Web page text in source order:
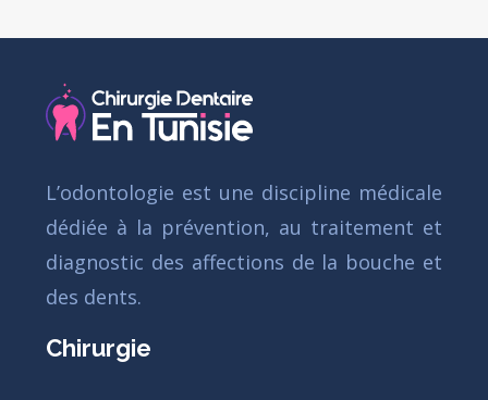
L’odontologie est une discipline médicale
dédiée à la prévention, au traitement et
diagnostic des affections de la bouche et
des dents.
Chirurgie